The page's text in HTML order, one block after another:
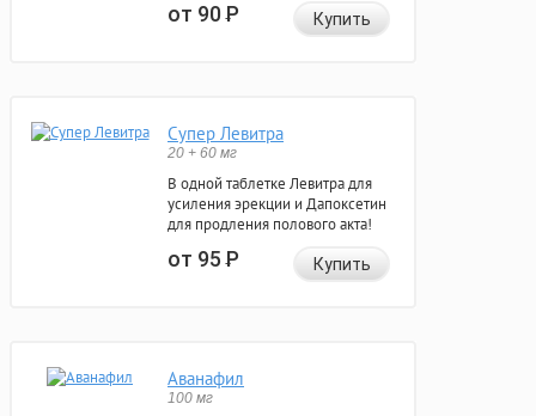
от 90Р Купить
Супер Левитра
20 + 60 мг
В одной таблетке Левитра для
усиления эрекции и Дапоксетин
для продления полового акта!
от 95Р Купить
Аванафил
100 мг